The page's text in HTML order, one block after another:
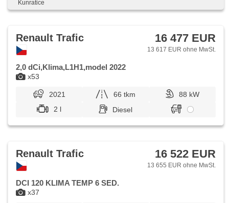
Kunratice
x53
Renault Trafic 16 477 EUR
13 617 EUR ohne MwSt.
2,0 dCi,Klima,L1H1,model 2022
2021 66 tkm
88 kW
2 l
Diesel
x37
Renault Trafic 16 522 EUR
13 655 EUR ohne MwSt.
DCI 120 KLIMA TEMP 6 SED.